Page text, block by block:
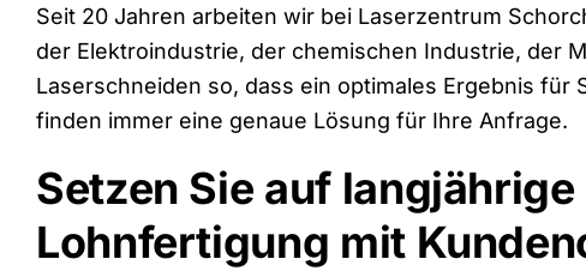
Seit 20 Jahren arbeiten wir bei Laserzentrum
der Elektroindustrie, der chemischen Industrie, der
Laserschneiden so, dass ein optimales Ergebnis
finden immer eine genaue Lösung für Ihre Anfrage.
Setzen Sie auf
Lohnfertigung mit